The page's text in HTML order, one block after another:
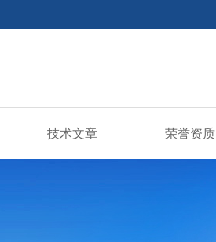
技术文章 荣誉资质